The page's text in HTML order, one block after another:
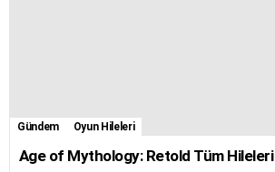
Gündem Oyun Hileleri
Age of Mythology: Retold Tüm Hileleri